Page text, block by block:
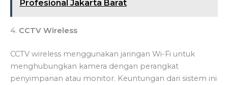
Profesional Jakarta Barat
4. CCTV Wireless
CCTV wireless menggunakan jaringan Wi-Fi untuk
menghubungkan kamera dengan perangkat
penyimpanan atau monitor. Keuntungan dari sistem ini